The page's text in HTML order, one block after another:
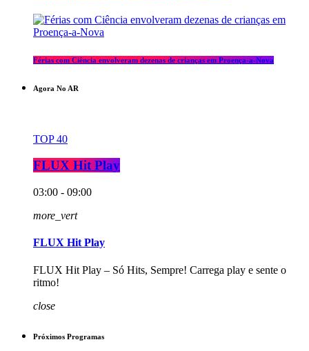
Férias com Ciência envolveram dezenas de crianças em Proença-a-Nova
Agora No AR
TOP 40
FLUX Hit Play
03:00 - 09:00
more_vert
FLUX Hit Play
FLUX Hit Play – Só Hits, Sempre! Carrega play e sente o
ritmo!
close
Próximos Programas